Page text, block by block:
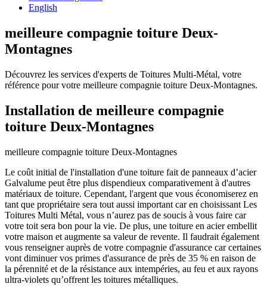
English
meilleure compagnie toiture Deux-
Montagnes
Découvrez les services d'experts de Toitures Multi-Métal, votre
référence pour votre meilleure compagnie toiture Deux-Montagnes.
Installation de meilleure compagnie
toiture Deux-Montagnes
meilleure compagnie toiture Deux-Montagnes
Le coût initial de l'installation d'une toiture fait de panneaux d’acier
Galvalume peut être plus dispendieux comparativement à d'autres
matériaux de toiture. Cependant, l'argent que vous économiserez en
tant que propriétaire sera tout aussi important car en choisissant Les
Toitures Multi Métal, vous n’aurez pas de soucis à vous faire car
votre toit sera bon pour la vie. De plus, une toiture en acier embellit
votre maison et augmente sa valeur de revente. Il faudrait également
vous renseigner auprès de votre compagnie d'assurance car certaines
vont diminuer vos primes d'assurance de près de 35 % en raison de
la pérennité et de la résistance aux intempéries, au feu et aux rayons
ultra-violets qu’offrent les toitures métalliques.